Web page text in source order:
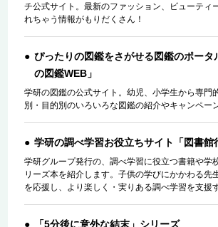
チ公式サイト。最新のファッション、ビューティ
れちゃう情報がもりだくさん！
ぴったりの図鑑をさがせる図鑑のポータ
の図鑑WEB」
学研の図鑑の公式サイト。幼児、小学生から専門
別・目的別のいろいろな図鑑の紹介やキャンペー
学研の調べ学習お役立ちサイト「図書館
学研グループ発行の、調べ学習に役立つ書籍や学
リーズ本を紹介します。子供の学びにかかわる先
を応援し、より楽しく・実りある調べ学習を支援
「5分後に意外な結末」シリーズ